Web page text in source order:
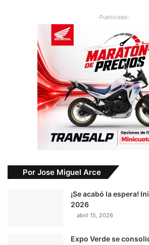
-Publicidad-
Por Jose Miguel Arce
¡Se acabó la espera!
2026
abril 15, 2026
Expo Verde se